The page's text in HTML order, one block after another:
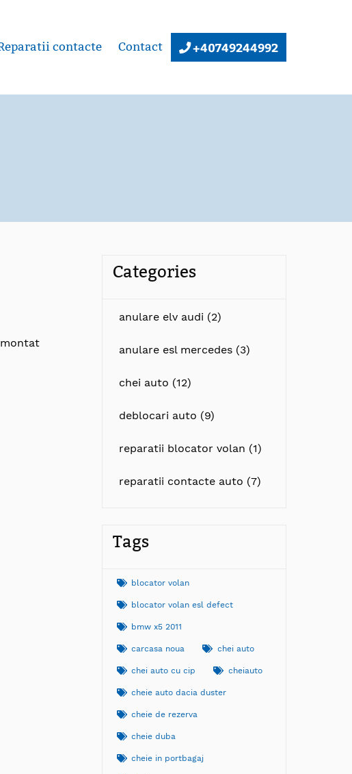
contacte Contact +40749244992
Categories
anulare elv audi (2)
anulare esl mercedes (3)
chei auto (12)
deblocari auto (9)
reparatii blocator volan (1)
reparatii contacte auto (7)
Tags
blocator volan
blocator volan esl defect
bmw x5 2011
carcasa noua chei auto
chei auto cu cip cheiauto
cheie auto dacia duster
cheie de rezerva
cheie duba
cheie in portbagaj